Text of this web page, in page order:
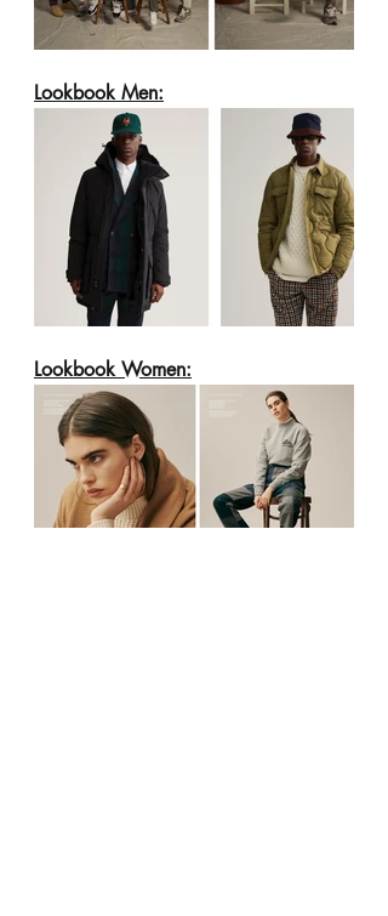
Lookbook Men:
Lookbook Women: